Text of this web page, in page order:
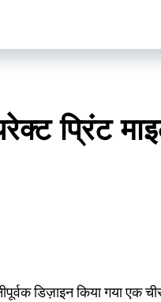
प्रिंट
डिज़ाइन किया गया एक